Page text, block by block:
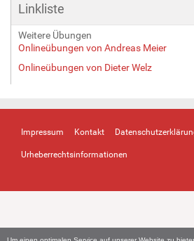
Linkliste
Weitere Übungen
Onlineübungen von Andreas Meier
Onlineübungen von Dieter Welz
Impressum Kontakt
Urheberrechtsinformationen